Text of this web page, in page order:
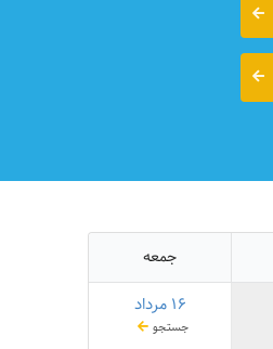
جمعه
۱۶ مرداد
جستجو